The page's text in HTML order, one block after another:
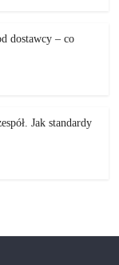
dostawcy – co
Jak standardy